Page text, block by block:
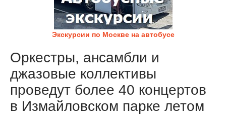
Экскурсии по Москве на автобусе
Оркестры, ансамбли и
джазовые коллективы
проведут более 40 концертов
в Измайловском парке летом